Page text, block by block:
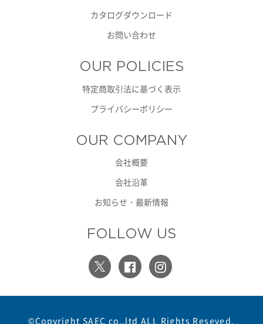
カタログダウンロード
お問い合わせ
OUR POLICIES
特定商取引法に基づく表示
プライバシーポリシー
OUR COMPANY
会社概要
会社沿革
お知らせ・最新情報
FOLLOW US
©Copyright SAEC co.,ltd ALL Rights Reseved.